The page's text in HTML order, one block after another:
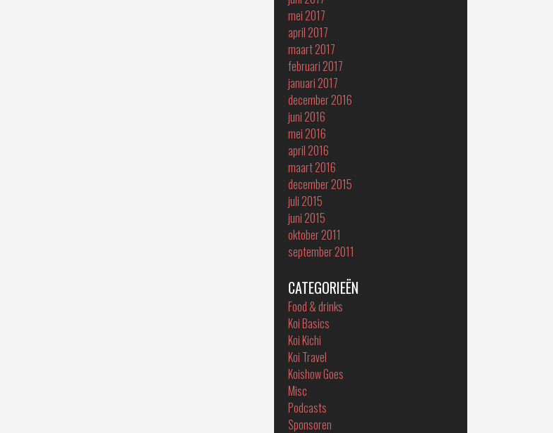
mei 2017
april 2017
maart 2017
februari 2017
januari 2017
december 2016
juni 2016
mei 2016
april 2016
maart 2016
december 2015
juli 2015
juni 2015
oktober 2011
september 2011
CATEGORIEËN
Food & drinks
Koi Basics
Koi Kichi
Koi Travel
Koishow Goes
Misc
Podcasts
Sponsoren